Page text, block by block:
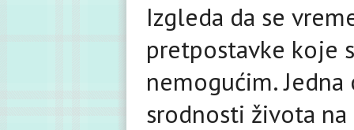
Izgleda da se
pretpostavke koje
nemogućim.
srodnosti života